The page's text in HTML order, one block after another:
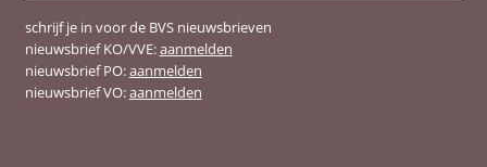
schrijf je in voor de BVS nieuwsbrieven
nieuwsbrief KO/VVE:aanmelden
nieuwsbrief PO:aanmelden
nieuwsbrief VO:aanmelden